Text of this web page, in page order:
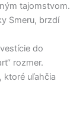
tajomstvom.
Smeru, brzdí
do
rozmer.
ktoré uľahčia